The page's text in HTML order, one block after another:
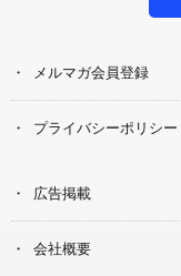
メルマガ会員登録
プライバシーポリシー
広告掲載
会社概要